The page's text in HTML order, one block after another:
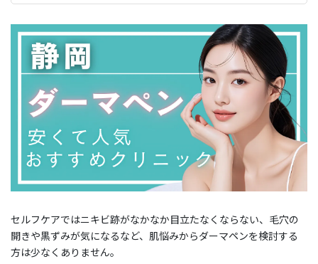
セルフケアではニキビ跡がなかなか目立たなくならない、毛穴の
開きや黒ずみが気になるなど、肌悩みからダーマペンを検討する
方は少なくありません。